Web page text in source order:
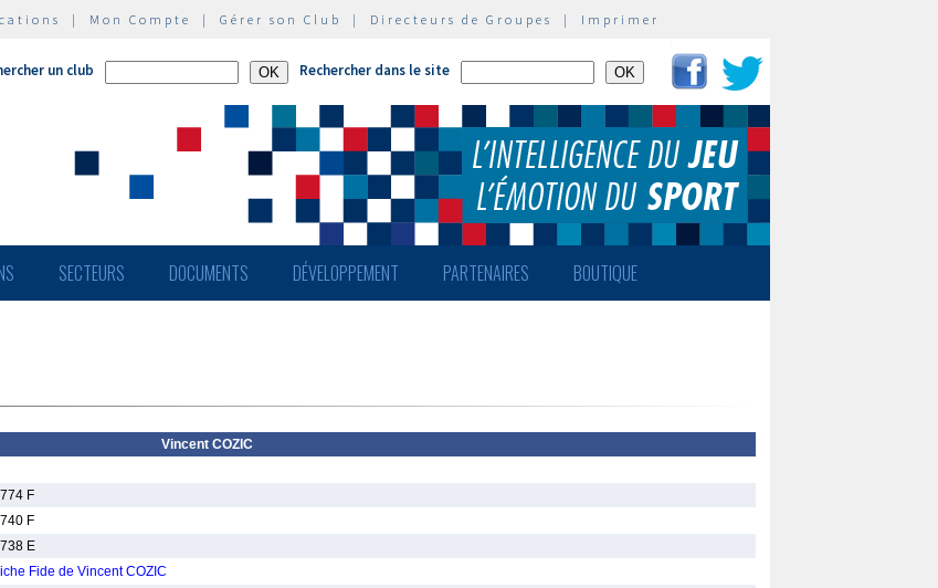
| Mon Compte | Gérer son Club | Directeurs de Groupes | Imprimer
un club Rechercher dans le site
SECTEURS DOCUMENTS DÉVELOPPEMENT PARTENAIRES BOUTIQUE
Vincent COZIC
F
F
E
Fide de Vincent COZIC